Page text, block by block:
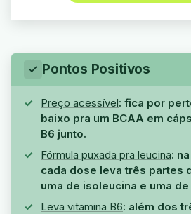
Pontos Positivos
Preço acessível: fica por
baixo pra um BCAA em
B6 junto.
Fórmula puxada pra leucina:
cada dose leva três partes
uma de isoleucina e uma de
Leva vitamina B6: além dos